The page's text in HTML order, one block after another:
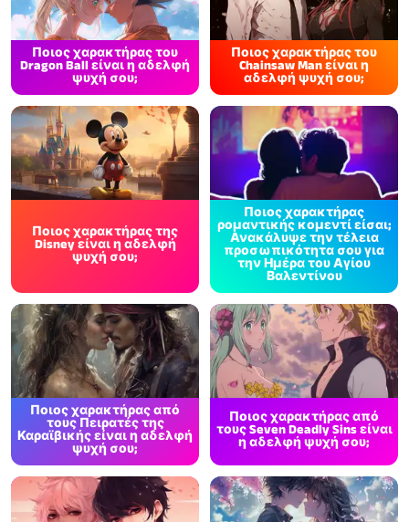
Ποιος χαρακτήρας του
Dragon Ball είναι η αδελφή
ψυχή σου;
Ποιος χαρακτήρας του
Chainsaw Man είναι η
αδελφή ψυχή σου;
Ποιος χαρακτήρας της
Disney είναι η αδελφή
ψυχή σου;
Ποιος χαρακτήρας
ρομαντικής κομεντί είσαι;
Ανακάλυψε την τέλεια
προσωπικότητα σου για
την Ημέρα του Αγίου
Βαλεντίνου
Ποιος χαρακτήρας από
τους Πειρατές της
Καραϊβικής είναι η αδελφή
ψυχή σου;
Ποιος χαρακτήρας από
τους Seven Deadly Sins είναι
η αδελφή ψυχή σου;